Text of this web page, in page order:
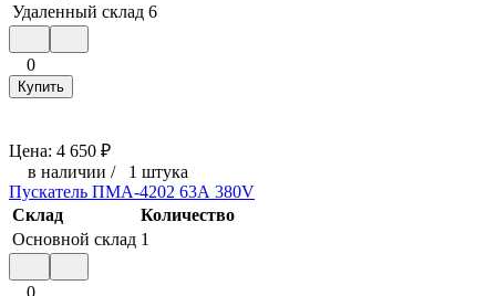
Удаленный склад 6
0
Купить
Цена: 4 650 ₽
в наличии / 1 штука
Пускатель ПМА-4202 63А 380V
Склад
Количество
Основной склад 1
0